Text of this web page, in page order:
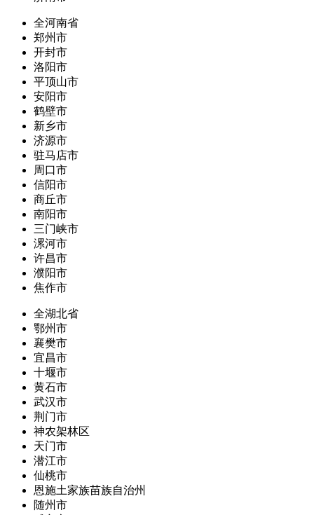
全河南省
郑州市
开封市
洛阳市
平顶山市
安阳市
鹤壁市
新乡市
济源市
驻马店市
周口市
信阳市
商丘市
南阳市
三门峡市
漯河市
许昌市
濮阳市
焦作市
全湖北省
鄂州市
襄樊市
宜昌市
十堰市
黄石市
武汉市
荆门市
神农架林区
天门市
潜江市
仙桃市
恩施土家族苗族自治州
随州市